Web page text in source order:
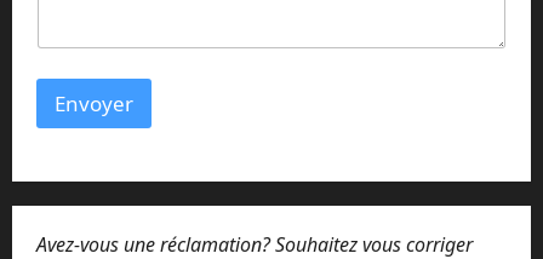
Envoyer
Avez-vous une réclamation? Souhaitez vous corriger